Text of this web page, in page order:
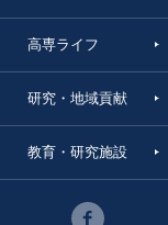
高専ライフ
研究・地域貢献
教育・研究施設